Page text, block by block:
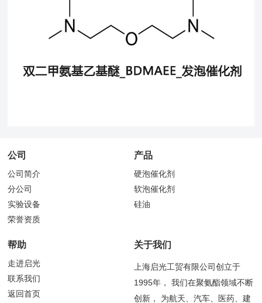
公司
公司简介
分公司
实验设备
荣誉资质
产品
硬泡催化剂
软泡催化剂
硅油
帮助
走进启光
联系我们
返回首页
关于我们
上海启光工贸有限公司创立于
1995年， 我们在聚氨酯领域不断
创新， 为航天、汽车、医药、建